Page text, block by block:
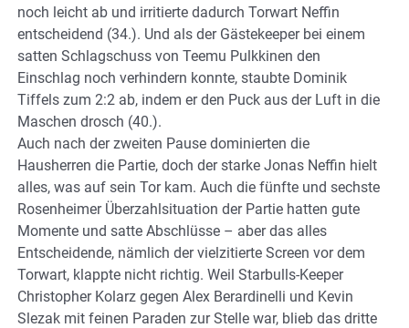
noch leicht ab und irritierte dadurch Torwart Neffin
entscheidend (34.). Und als der Gästekeeper bei einem
satten Schlagschuss von Teemu Pulkkinen den
Einschlag noch verhindern konnte, staubte Dominik
Tiffels zum 2:2 ab, indem er den Puck aus der Luft in die
Maschen drosch (40.).
Auch nach der zweiten Pause dominierten die
Hausherren die Partie, doch der starke Jonas Neffin hielt
alles, was auf sein Tor kam. Auch die fünfte und sechste
Rosenheimer Überzahlsituation der Partie hatten gute
Momente und satte Abschlüsse – aber das alles
Entscheidende, nämlich der vielzitierte Screen vor dem
Torwart, klappte nicht richtig. Weil Starbulls-Keeper
Christopher Kolarz gegen Alex Berardinelli und Kevin
Slezak mit feinen Paraden zur Stelle war, blieb das dritte